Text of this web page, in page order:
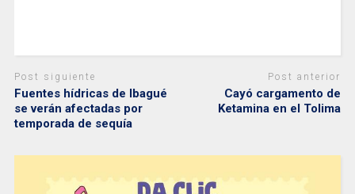
Post siguiente
Fuentes hídricas de Ibagué
se verán afectadas por
temporada de sequía
Post anterior
Cayó cargamento de
Ketamina en el Tolima